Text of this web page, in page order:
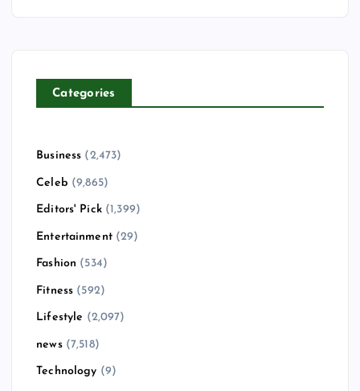
Categories
Business (2,473)
Celeb (9,865)
Editors' Pick(1,399)
Entertainment(29)
Fashion (534)
Fitness (592)
Lifestyle (2,097)
news(7,518)
Technology (9)